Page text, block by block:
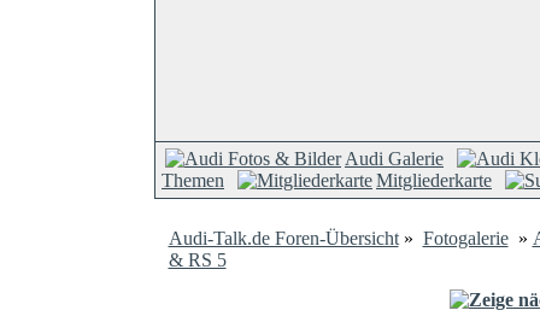
Audi Galerie
Themen
Mitgliederkarte
Audi-Talk.de Foren-Übersicht» Fotogalerie»
& RS 5